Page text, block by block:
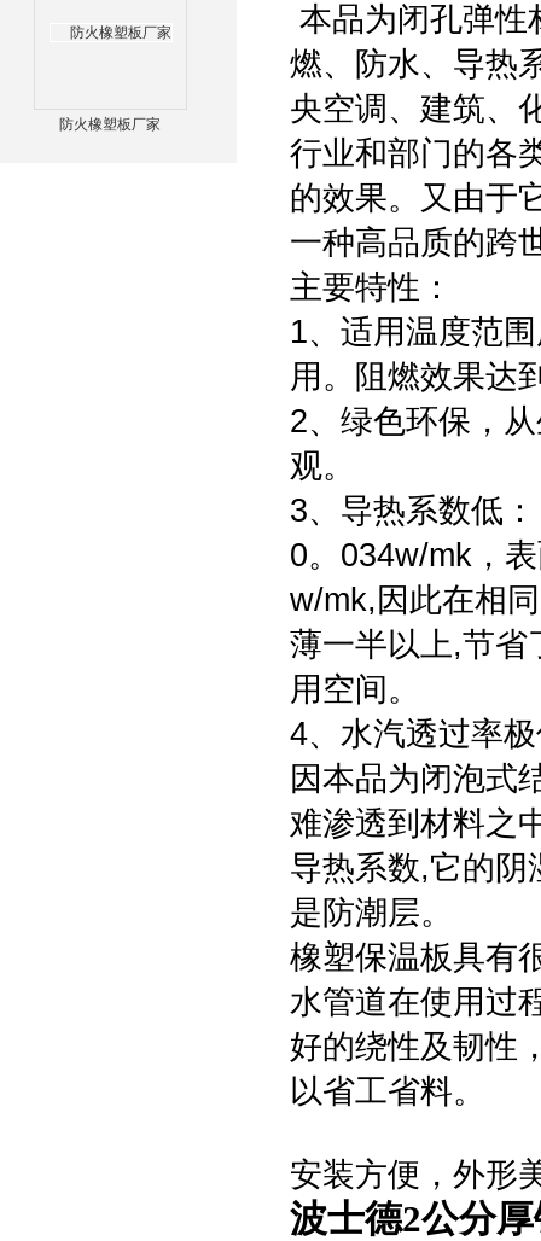
防火橡塑板厂家
本品为闭孔弹性
燃、防水、导热
央空调、建筑、
行业和部门的各
的效果。又由于
一种高品质的跨
主要特性：
1、适用温度范
用。阻燃效果达
2、绿色环保，
观。
3、导热系数低
0。034w/mk，
w/mk,因此在相
薄一半以上,节省
用空间。
4、水汽透过率
因本品为闭泡式
难渗透到材料之
导热系数,它的阴
是防潮层。
橡塑保温板具有
水管道在使用过
好的绕性及韧性
以省工省料。
安装方便，外
波士德2公分